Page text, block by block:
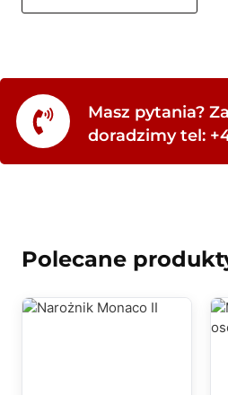
Masz pytania?
doradzimy tel:
Polecane